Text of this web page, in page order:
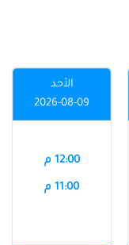
الأحد
2026-08-09
12:00 م
11:00 م